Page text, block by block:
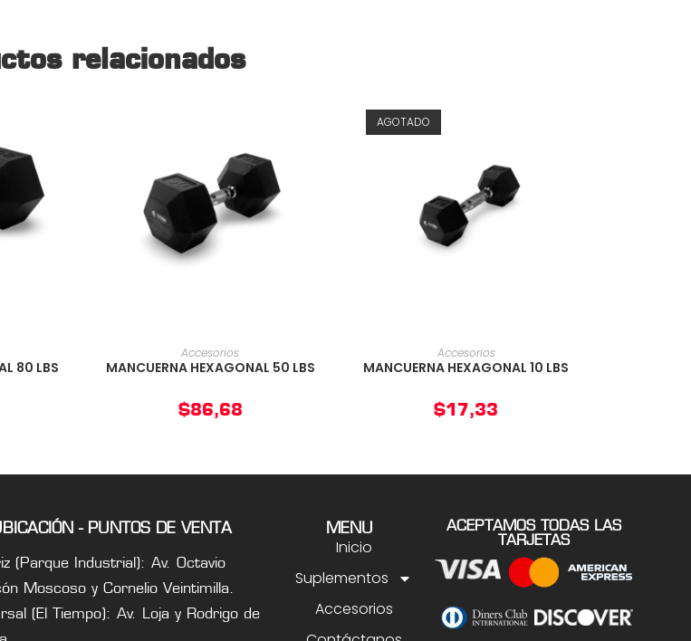
relacionados
80 LBS
AÑADIR AL CARRITO
Accesorios
MANCUERNA HEXAGONAL 50 LBS
$86,68
AGOTADO
AÑADIR AL CARRITO
Accesorios
MANCUERNA HEXAGONAL 10 LBS
$17,33
- PUNTOS DE VENTA
(Parque Industrial): Av. Octavio
Moscoso y Cornelio Veintimilla.
(El Tiempo): Av. Loja y Rodrigo de
MENU
Inicio
Suplementos
Accesorios
ACEPTAMOS TODAS LAS
TARJETAS